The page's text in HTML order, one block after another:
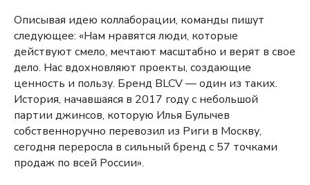
Описывая идею коллаборации, команды пишут
следующее: «Нам нравятся люди, которые
действуют смело, мечтают масштабно и верят в свое
дело. Нас вдохновляют проекты, создающие
ценность и пользу. Бренд BLCV — один из таких.
История, начавшаяся в 2017 году с небольшой
партии джинсов, которую Илья Булычев
собственноручно перевозил из Риги в Москву,
сегодня переросла в сильный бренд с 57 точками
продаж по всей России».